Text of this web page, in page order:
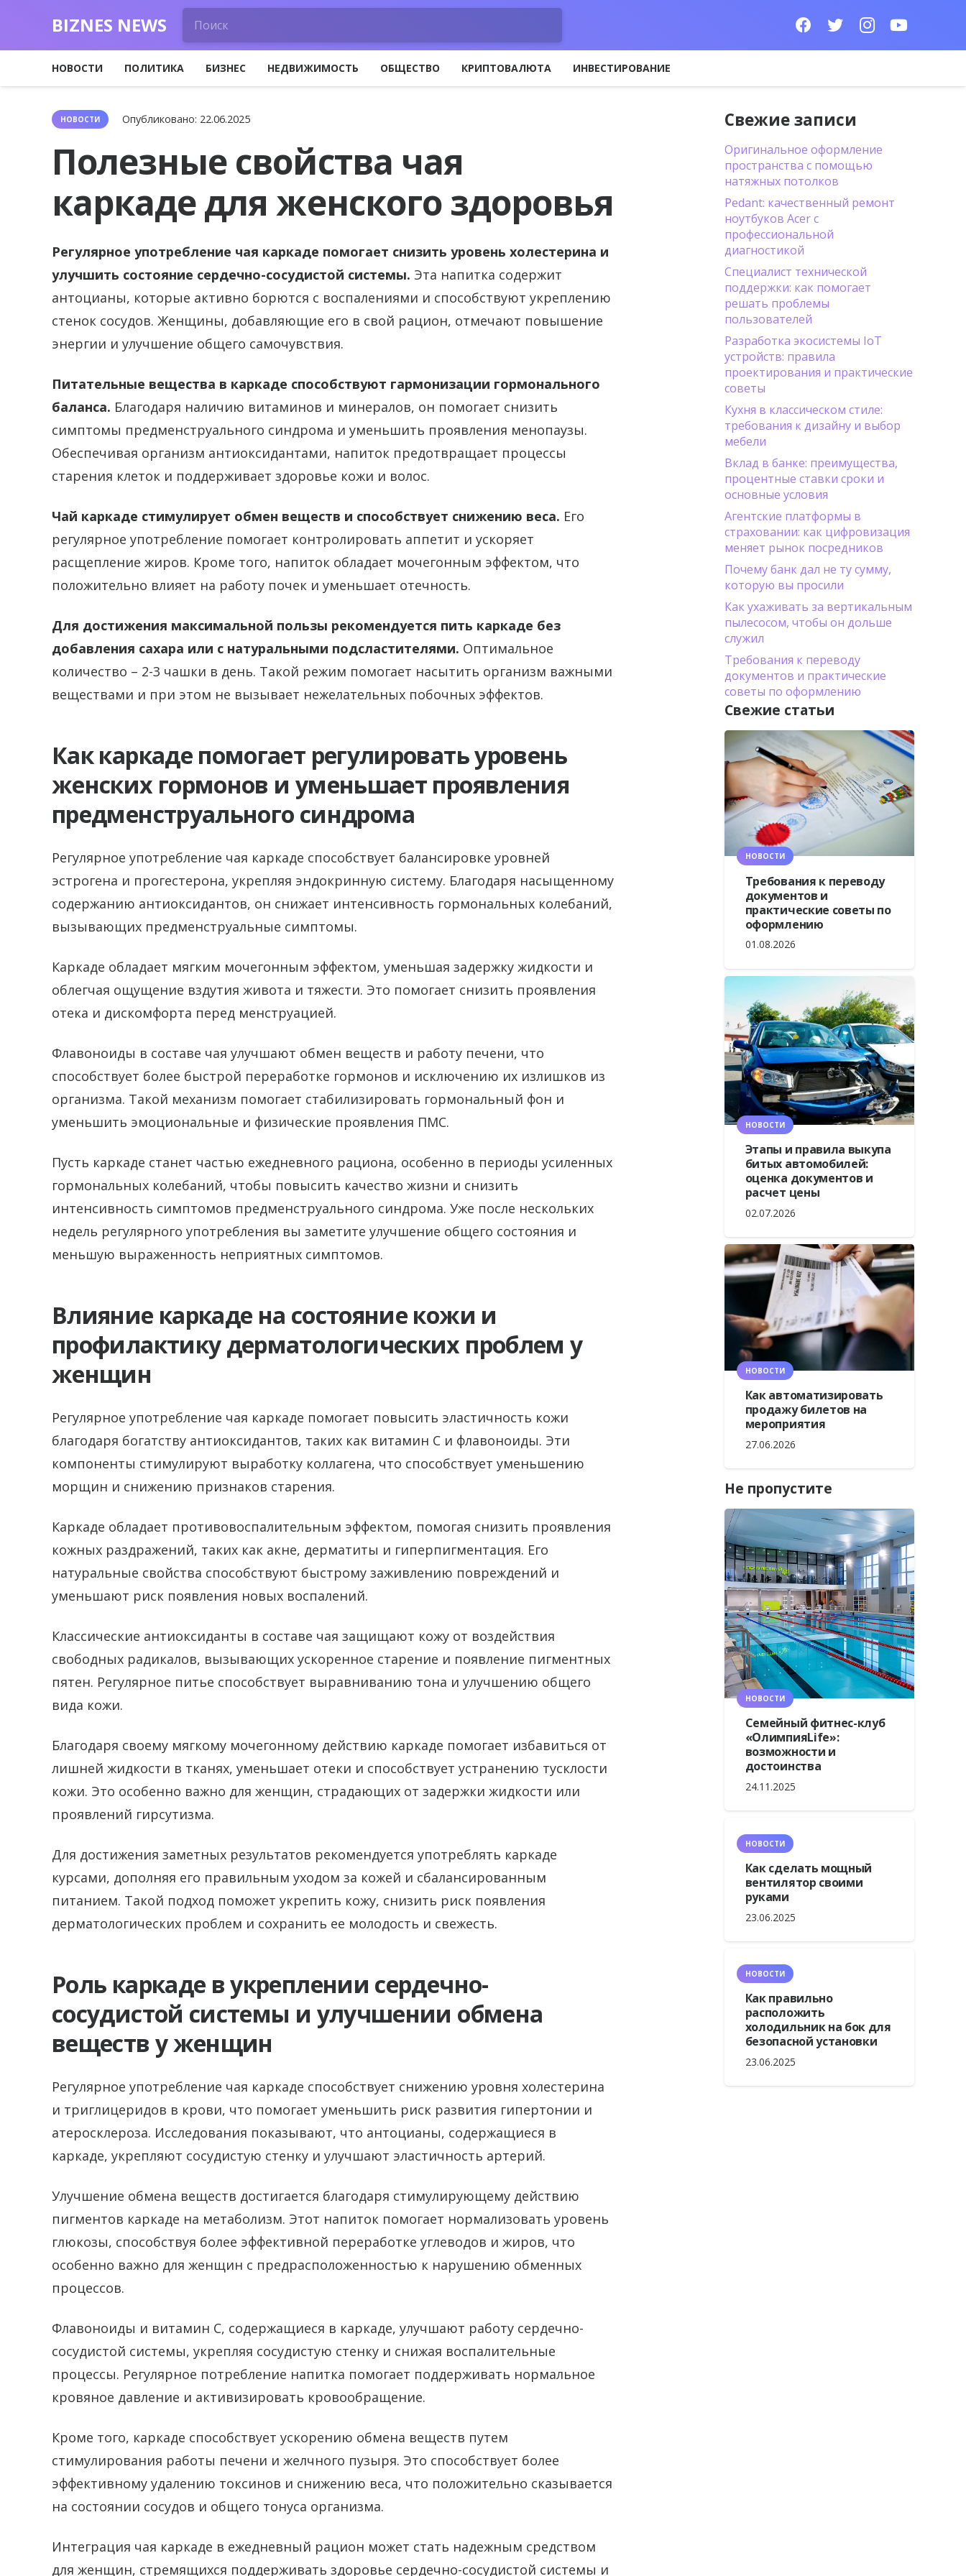
BIZNES NEWS
НОВОСТИ ПОЛИТИКА БИЗНЕС НЕДВИЖИМОСТЬ ОБЩЕСТВО КРИПТОВАЛЮТА ИНВЕСТИРОВАНИЕ
НОВОСТИ Опубликовано: 22.06.2025
Полезные свойства чая
каркаде для женского здоровья
Регулярное употребление чая каркаде помогает снизить уровень холестерина и
улучшить состояние сердечно-сосудистой системы. Эта напитка содержит
антоцианы, которые активно борются с воспалениями и способствуют укреплению
стенок сосудов. Женщины, добавляющие его в свой рацион, отмечают повышение
энергии и улучшение общего самочувствия.
Питательные вещества в каркаде способствуют гармонизации гормонального
баланса. Благодаря наличию витаминов и минералов, он помогает снизить
симптомы предменструального синдрома и уменьшить проявления менопаузы.
Обеспечивая организм антиоксидантами, напиток предотвращает процессы
старения клеток и поддерживает здоровье кожи и волос.
Чай каркаде стимулирует обмен веществ и способствует снижению веса. Его
регулярное употребление помогает контролировать аппетит и ускоряет
расщепление жиров. Кроме того, напиток обладает мочегонным эффектом, что
положительно влияет на работу почек и уменьшает отечность.
Для достижения максимальной пользы рекомендуется пить каркаде без
добавления сахара или с натуральными подсластителями. Оптимальное
количество – 2-3 чашки в день. Такой режим помогает насытить организм важными
веществами и при этом не вызывает нежелательных побочных эффектов.
Как каркаде помогает регулировать уровень
женских гормонов и уменьшает проявления
предменструального синдрома
Регулярное употребление чая каркаде способствует балансировке уровней
эстрогена и прогестерона, укрепляя эндокринную систему. Благодаря насыщенному
содержанию антиоксидантов, он снижает интенсивность гормональных колебаний,
вызывающих предменструальные симптомы.
Каркаде обладает мягким мочегонным эффектом, уменьшая задержку жидкости и
облегчая ощущение вздутия живота и тяжести. Это помогает снизить проявления
отека и дискомфорта перед менструацией.
Флавоноиды в составе чая улучшают обмен веществ и работу печени, что
способствует более быстрой переработке гормонов и исключению их излишков из
организма. Такой механизм помогает стабилизировать гормональный фон и
уменьшить эмоциональные и физические проявления ПМС.
Пусть каркаде станет частью ежедневного рациона, особенно в периоды усиленных
гормональных колебаний, чтобы повысить качество жизни и снизить
интенсивность симптомов предменструального синдрома. Уже после нескольких
недель регулярного употребления вы заметите улучшение общего состояния и
меньшую выраженность неприятных симптомов.
Влияние каркаде на состояние кожи и
профилактику дерматологических проблем у
женщин
Регулярное употребление чая каркаде помогает повысить эластичность кожи
благодаря богатству антиоксидантов, таких как витамин C и флавоноиды. Эти
компоненты стимулируют выработку коллагена, что способствует уменьшению
морщин и снижению признаков старения.
Каркаде обладает противовоспалительным эффектом, помогая снизить проявления
кожных раздражений, таких как акне, дерматиты и гиперпигментация. Его
натуральные свойства способствуют быстрому заживлению повреждений и
уменьшают риск появления новых воспалений.
Классические антиоксиданты в составе чая защищают кожу от воздействия
свободных радикалов, вызывающих ускоренное старение и появление пигментных
пятен. Регулярное питье способствует выравниванию тона и улучшению общего
вида кожи.
Благодаря своему мягкому мочегонному действию каркаде помогает избавиться от
лишней жидкости в тканях, уменьшает отеки и способствует устранению тусклости
кожи. Это особенно важно для женщин, страдающих от задержки жидкости или
проявлений гирсутизма.
Для достижения заметных результатов рекомендуется употреблять каркаде
курсами, дополняя его правильным уходом за кожей и сбалансированным
питанием. Такой подход поможет укрепить кожу, снизить риск появления
дерматологических проблем и сохранить ее молодость и свежесть.
Роль каркаде в укреплении сердечно-
сосудистой системы и улучшении обмена
веществ у женщин
Регулярное употребление чая каркаде способствует снижению уровня холестерина
и триглицеридов в крови, что помогает уменьшить риск развития гипертонии и
атеросклероза. Исследования показывают, что антоцианы, содержащиеся в
каркаде, укрепляют сосудистую стенку и улучшают эластичность артерий.
Улучшение обмена веществ достигается благодаря стимулирующему действию
пигментов каркаде на метаболизм. Этот напиток помогает нормализовать уровень
глюкозы, способствуя более эффективной переработке углеводов и жиров, что
особенно важно для женщин с предрасположенностью к нарушению обменных
процессов.
Флавоноиды и витамин С, содержащиеся в каркаде, улучшают работу сердечно-
сосудистой системы, укрепляя сосудистую стенку и снижая воспалительные
процессы. Регулярное потребление напитка помогает поддерживать нормальное
кровяное давление и активизировать кровообращение.
Кроме того, каркаде способствует ускорению обмена веществ путем
стимулирования работы печени и желчного пузыря. Это способствует более
эффективному удалению токсинов и снижению веса, что положительно сказывается
на состоянии сосудов и общего тонуса организма.
Интеграция чая каркаде в ежедневный рацион может стать надежным средством
для женщин, стремящихся поддерживать здоровье сердечно-сосудистой системы и
Свежие записи
Оригинальное оформление
пространства с помощью
натяжных потолков
Pedant: качественный ремонт
ноутбуков Acer с
профессиональной
диагностикой
Специалист технической
поддержки: как помогает
решать проблемы
пользователей
Разработка экосистемы IoT
устройств: правила
проектирования и практические
советы
Кухня в классическом стиле:
требования к дизайну и выбор
мебели
Вклад в банке: преимущества,
процентные ставки сроки и
основные условия
Агентские платформы в
страховании: как цифровизация
меняет рынок посредников
Почему банк дал не ту сумму,
которую вы просили
Как ухаживать за вертикальным
пылесосом, чтобы он дольше
служил
Требования к переводу
документов и практические
советы по оформлению
Свежие статьи
НОВОСТИ
Требования к переводу
документов и
практические советы по
оформлению
01.08.2026
НОВОСТИ
Этапы и правила выкупа
битых автомобилей:
оценка документов и
расчет цены
02.07.2026
НОВОСТИ
Как автоматизировать
продажу билетов на
мероприятия
27.06.2026
Не пропустите
НОВОСТИ
Семейный фитнес-клуб
«ОлимпияLife»:
возможности и
достоинства
24.11.2025
НОВОСТИ
Как сделать мощный
вентилятор своими
руками
23.06.2025
НОВОСТИ
Как правильно
расположить
холодильник на бок для
безопасной установки
23.06.2025